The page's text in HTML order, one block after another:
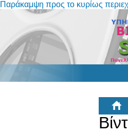
Παράκαμψη προς το κυρίως